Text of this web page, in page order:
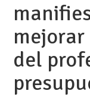
del